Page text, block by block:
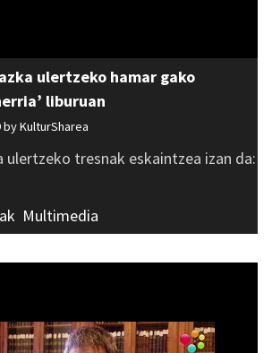
ulertzeko hamar gako
liburuan
byKulturSharea
ulertzeko tresnak eskaintzea izan da:
Multimedia